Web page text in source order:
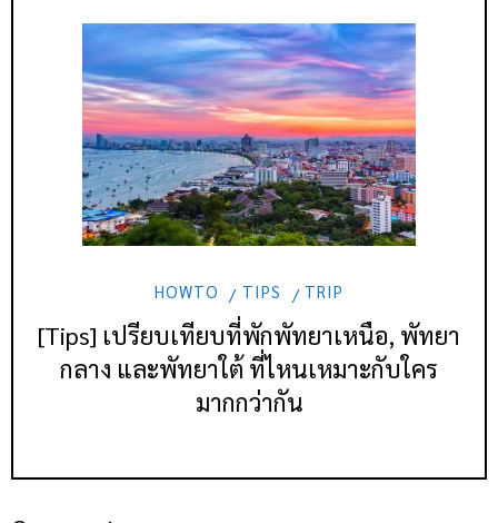
HOWTO TIPS TRIP
[Tips] เปรียบเทียบที่พักพัทยาเหนือ, พัทยา
กลาง และพัทยาใต้ ที่ไหนเหมาะกับใคร
มากกว่ากัน